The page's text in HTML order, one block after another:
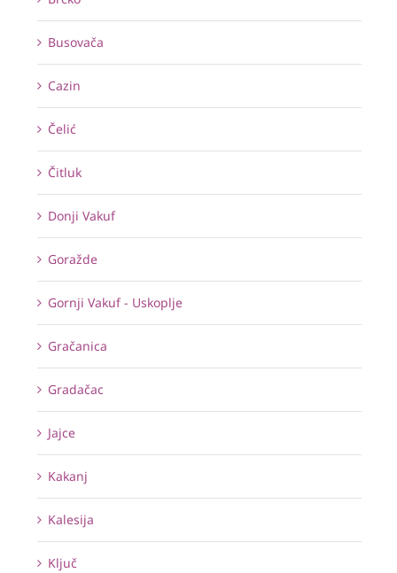
Busovača
Cazin
Čelić
Čitluk
Donji Vakuf
Goražde
Gornji Vakuf - Uskoplje
Gračanica
Gradačac
Jajce
Kakanj
Kalesija
Ključ